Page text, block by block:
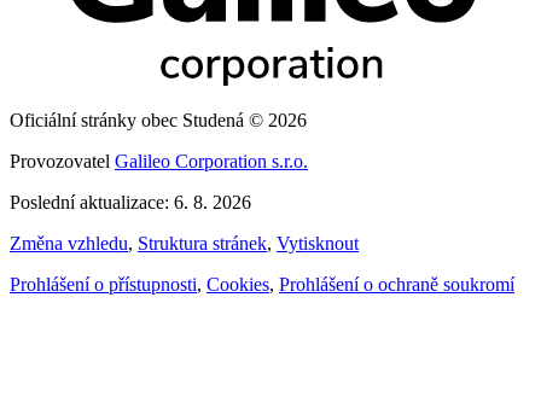
Oficiální stránky obec Studená © 2026
Provozovatel Galileo Corporation s.r.o.
Poslední aktualizace: 6. 8. 2026
Změna vzhledu, Struktura stránek, Vytisknout
Prohlášení o přístupnosti, Cookies, Prohlášení o ochraně soukromí